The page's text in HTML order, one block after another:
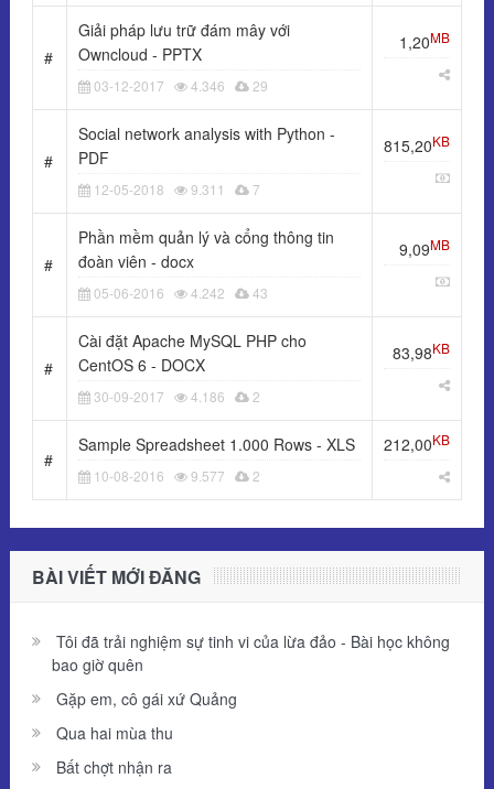
#
Giải pháp lưu trữ đám mây với
Owncloud - PPTX
03-12-2017 4.346 29
1,20MB
#
Social network analysis with Python -
PDF
12-05-2018 9.311 7
815,20KB
#
Phần mềm quản lý và cổng thông tin
đoàn viên - docx
05-06-2016 4.242 43
9,09MB
#
Cài đặt Apache MySQL PHP cho
CentOS 6 - DOCX
30-09-2017 4.186 2
83,98KB
#
Sample Spreadsheet 1.000 Rows - XLS
10-08-2016 9.577 2
212,00KB
BÀI VIẾT MỚI ĐĂNG
Tôi đã trải nghiệm sự tinh vi của lừa đảo - Bài học không
bao giờ quên
Gặp em, cô gái xứ Quảng
Qua hai mùa thu
Bất chợt nhận ra